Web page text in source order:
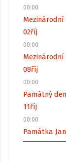
00:00
Mezinárodní
02říj
00:00
08říj
00:00
Památný
11říj
00:00
Památka